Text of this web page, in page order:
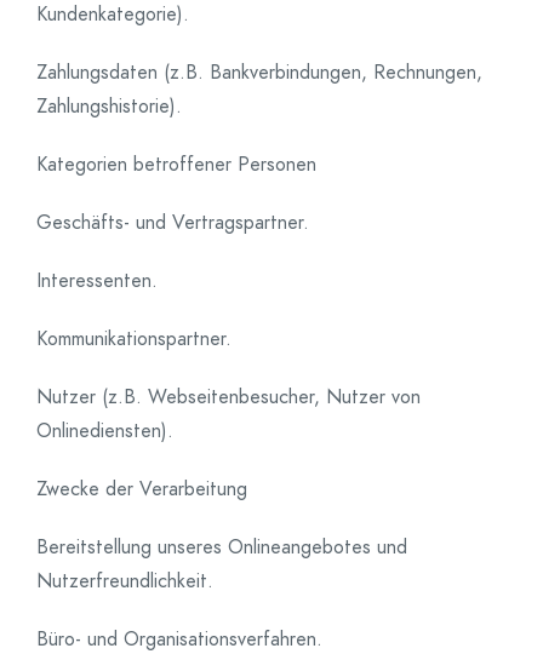
Kundenkategorie).
Zahlungsdaten (z.B. Bankverbindungen, Rechnungen,
Zahlungshistorie).
Kategorien betroffener Personen
Geschäfts- und Vertragspartner.
Interessenten.
Kommunikationspartner.
Nutzer (z.B. Webseitenbesucher, Nutzer von
Onlinediensten).
Zwecke der Verarbeitung
Bereitstellung unseres Onlineangebotes und
Nutzerfreundlichkeit.
Büro- und Organisationsverfahren.